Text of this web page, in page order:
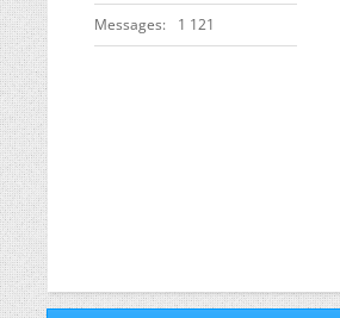
Messages 1 121